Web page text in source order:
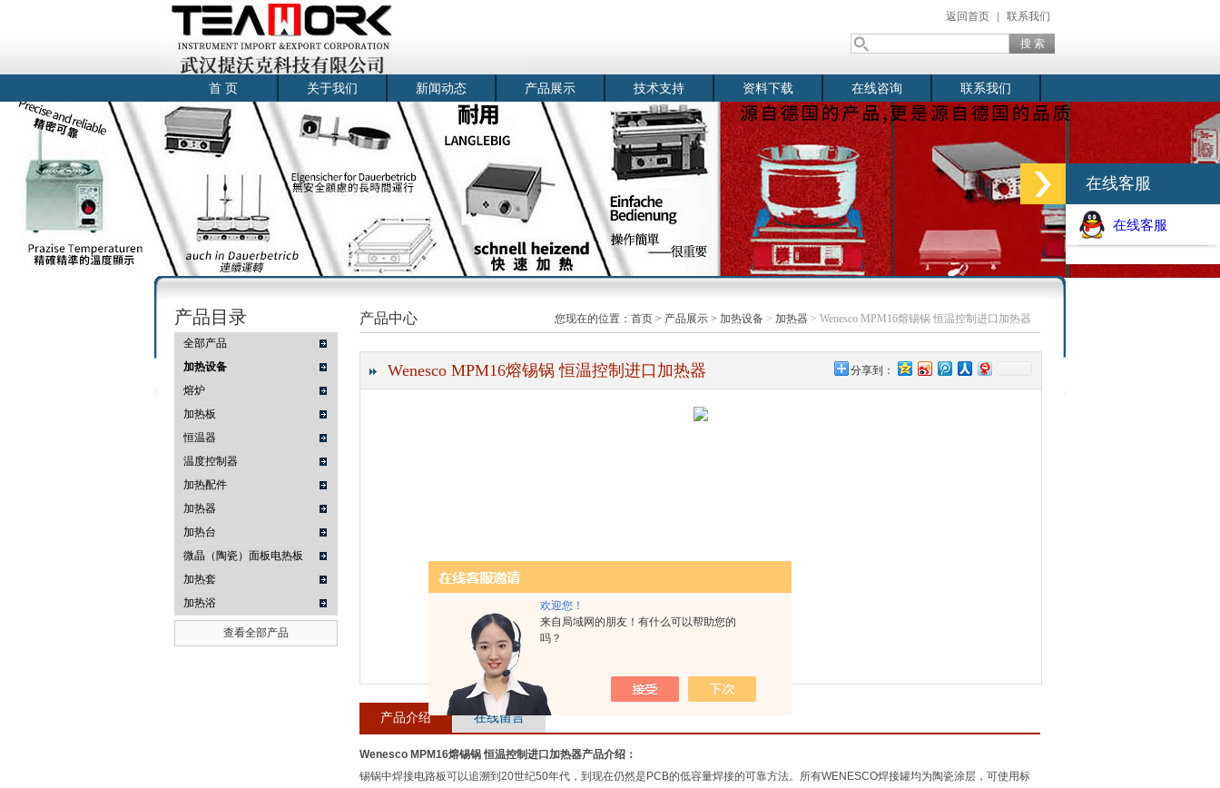
欢迎您！
来自局域网的朋友！有什么可以帮助您的
吗？
武汉提沃克科技有限公司
返回首页 联系我们
首 页 关于我们 新闻动态 产品展示 技术支持 资料下载 在线咨询 联系我们
产品目录
全部产品
加热设备
熔炉
加热板
恒温器
温度控制器
加热配件
加热器
加热台
微晶（陶瓷）面板电热板
加热套
加热浴
查看全部产品
产品中心 您现在的位置： 首页 > 产品展示 > 加热设备 > 加热器 > Wenesco MPM16熔锡锅 恒温控制进口加热器
Wenesco MPM16熔锡锅 恒温控制进口加热器 分享到：
产品介绍 在线留言
Wenesco MPM16熔锡锅 恒温控制进口加热器产品介绍：
锡锅中焊接电路板可以追溯到20世纪50年代，到现在仍然是PCB的低容量焊接的可靠方法。所有WENESCO焊接罐均为陶瓷涂层，可使用标
在线客服
在线客服